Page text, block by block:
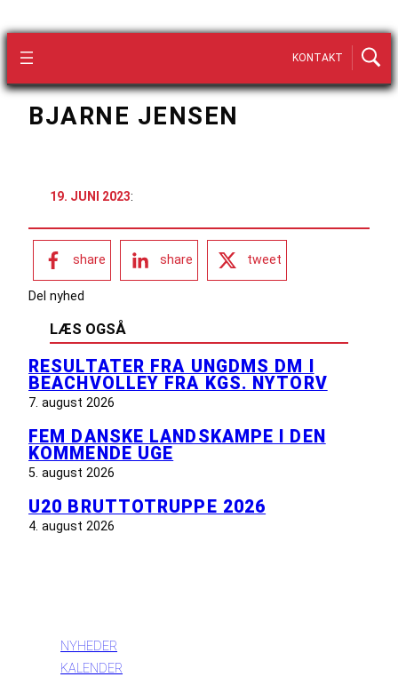
KONTAKT
BJARNE JENSEN
19. JUNI 2023:
share share tweet
Del nyhed
LÆS OGSÅ
RESULTATER FRA UNGDMS DM I
BEACHVOLLEY FRA KGS. NYTORV
7. august 2026
FEM DANSKE LANDSKAMPE I DEN
KOMMENDE UGE
5. august 2026
U20 BRUTTOTRUPPE 2026
4. august 2026
NYHEDER
KALENDER